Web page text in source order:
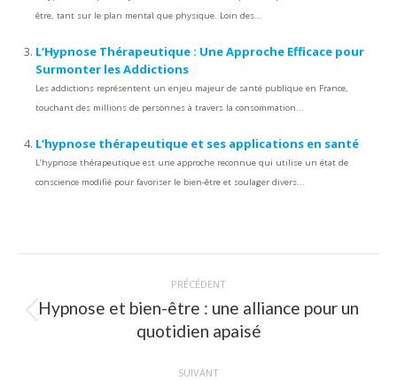
être, tant sur le plan mental que physique. Loin des...
L’Hypnose Thérapeutique : Une Approche Efficace pour
Surmonter les Addictions
Les addictions représentent un enjeu majeur de santé publique en France,
touchant des millions de personnes à travers la consommation...
L’hypnose thérapeutique et ses applications en santé
L’hypnose thérapeutique est une approche reconnue qui utilise un état de
conscience modifié pour favoriser le bien-être et soulager divers...
PRÉCÉDENT
Article
précédent
Hypnose et bien-être : une alliance pour un
quotidien apaisé
SUIVANT